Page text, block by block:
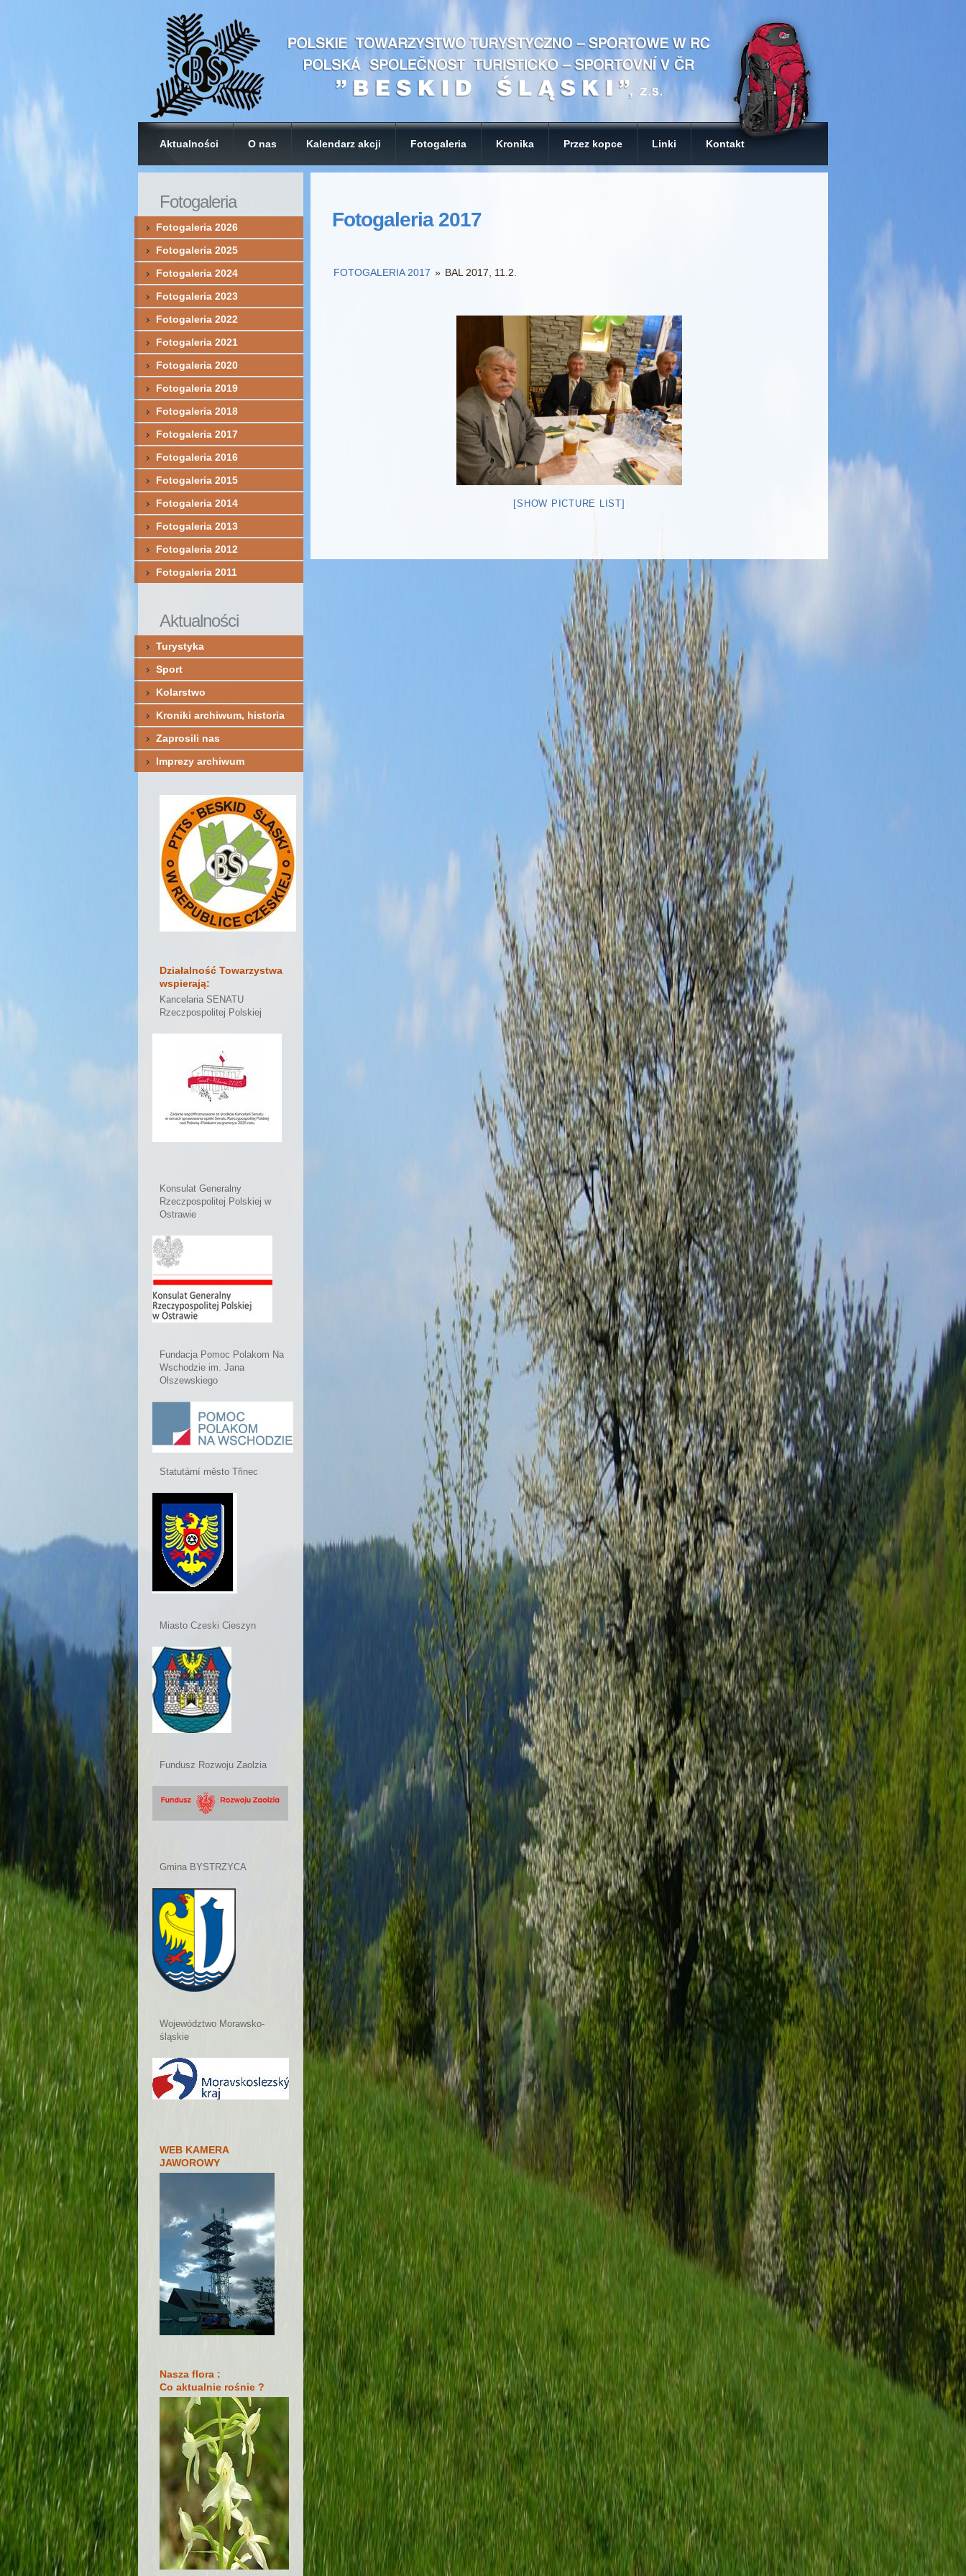
Aktualności O nas Kalendarz akcji Fotogaleria Kronika Przez kopce Linki Kontakt
Fotogaleria 2017
FOTOGALERIA 2017 » BAL 2017, 11.2.
[SHOW PICTURE LIST]
Fotogaleria
Fotogaleria 2026
Fotogaleria 2025
Fotogaleria 2024
Fotogaleria 2023
Fotogaleria 2022
Fotogaleria 2021
Fotogaleria 2020
Fotogaleria 2019
Fotogaleria 2018
Fotogaleria 2017
Fotogaleria 2016
Fotogaleria 2015
Fotogaleria 2014
Fotogaleria 2013
Fotogaleria 2012
Fotogaleria 2011
Aktualności
Turystyka
Sport
Kolarstwo
Kroniki archiwum, historia
Zaprosili nas
Imprezy archiwum
Działalność Towarzystwa
wspierają:
Kancelaria SENATU
Rzeczpospolitej Polskiej
Konsulat Generalny
Rzeczpospolitej Polskiej w
Ostrawie
Fundacja Pomoc Polakom Na
Wschodzie im. Jana
Olszewskiego
Statutární město Třinec
Miasto Czeski Cieszyn
Fundusz Rozwoju Zaolzia
Gmina BYSTRZYCA
Województwo Morawsko-
śląskie
WEB KAMERA
JAWOROWY
Nasza flora :
Co aktualnie rośnie ?